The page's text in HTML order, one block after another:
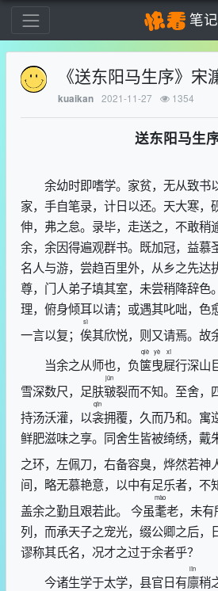
笔记
《送东阳马生序》宋
kuaikan 2021-11-27 1354
送东阳马生
余幼时即嗜学。家贫，无从致书
家，手自笔录，计日以还。天大寒，
伸，弗之怠。录毕，走送之，不敢稍
余，余因得遍观群书。既加冠，益慕
名人与游，尝趋百里外，从乡之先达
尊，门人弟子填其室，未尝稍降辞色
理，俯身倾耳以请；或遇其叱咄，色
一言以复； 俟
sì
其欣悦，则又请焉。故
当余之从师也，负箧
qiè
曳
yè
屣
xǐ
行深山
雪深数尺，足肤皲
jūn
裂而不知。至舍，
持汤沃灌，以衾
qīn
拥覆，久而乃和。寓
鲜肥滋味之享。同舍生皆被绮绣，戴
之环，左佩刀，右备容臭，烨然若神
间，略无慕艳意，以中有足乐者，不
盖余之勤且艰若此。 今虽耄
mào
老，未有
列，而承天子之宠光，缀公卿之后，
谬称其氏名，况才之过于余者乎？
今诸生学于太学，县官日有廪
lǐn
稍